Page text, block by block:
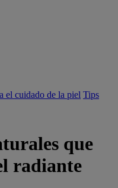
el cuidado de la piel Tips
que
radiante